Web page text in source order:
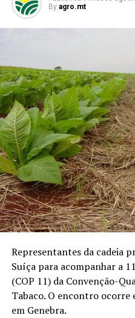
By agro.mt
Representantes da cadeia
Suíça para acompanhar a
(COP 11) da Convenção-
Tabaco. O encontro ocorre
em Genebra.